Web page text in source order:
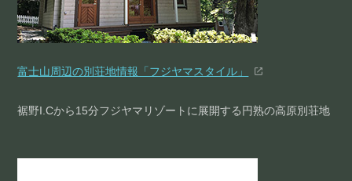
富士山周辺の別荘地情報「フジヤマスタイル」
裾野I.Cから15分フジヤマリゾートに展開する円熟の高原別荘地